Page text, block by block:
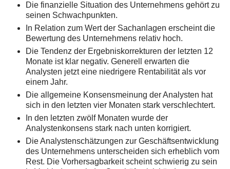
Die finanzielle Situation des Unternehmens gehört zu
seinen Schwachpunkten.
In Relation zum Wert der Sachanlagen erscheint die
Bewertung des Unternehmens relativ hoch.
Die Tendenz der Ergebniskorrekturen der letzten 12
Monate ist klar negativ. Generell erwarten die
Analysten jetzt eine niedrigere Rentabilität als vor
einem Jahr.
Die allgemeine Konsensmeinung der Analysten hat
sich in den letzten vier Monaten stark verschlechtert.
In den letzten zwölf Monaten wurde der
Analystenkonsens stark nach unten korrigiert.
Die Analystenschätzungen zur Geschäftsentwicklung
des Unternehmens unterscheiden sich erheblich vom
Rest. Die Vorhersagbarkeit scheint schwierig zu sein